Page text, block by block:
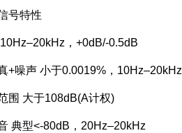
号特性
，+0dB/-0.5dB
+噪声 小于0.0019%，10Hz–20kHz
围 大于108dB(A计权)
典型<-80dB，20Hz–20kHz